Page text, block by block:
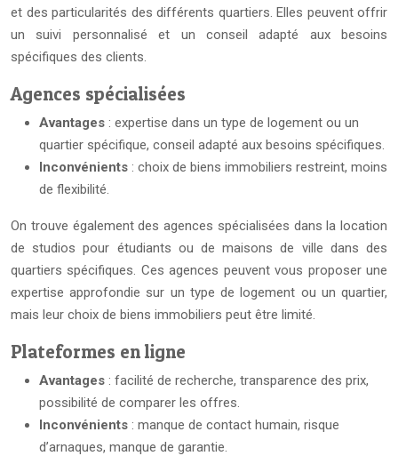
et des particularités des différents quartiers. Elles peuvent offrir
un suivi personnalisé et un conseil adapté aux besoins
spécifiques des clients.
Agences spécialisées
Avantages : expertise dans un type de logement ou un
quartier spécifique, conseil adapté aux besoins spécifiques.
Inconvénients : choix de biens immobiliers restreint, moins
de flexibilité.
On trouve également des agences spécialisées dans la location
de studios pour étudiants ou de maisons de ville dans des
quartiers spécifiques. Ces agences peuvent vous proposer une
expertise approfondie sur un type de logement ou un quartier,
mais leur choix de biens immobiliers peut être limité.
Plateformes en ligne
Avantages : facilité de recherche, transparence des prix,
possibilité de comparer les offres.
Inconvénients : manque de contact humain, risque
d’arnaques, manque de garantie.